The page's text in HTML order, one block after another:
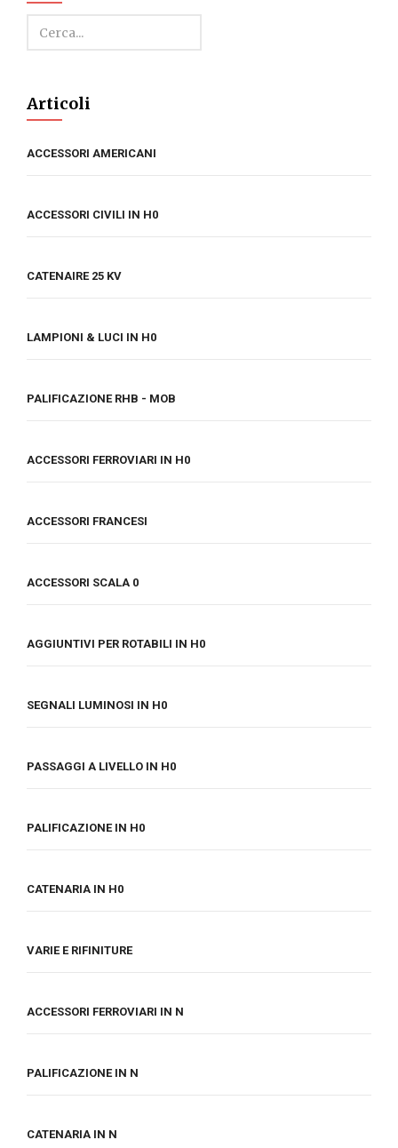
Cerca
Articoli
ACCESSORI AMERICANI
ACCESSORI CIVILI IN H0
CATENAIRE 25 KV
LAMPIONI & LUCI IN H0
PALIFICAZIONE RHB - MOB
ACCESSORI FERROVIARI IN H0
ACCESSORI FRANCESI
ACCESSORI SCALA 0
AGGIUNTIVI PER ROTABILI IN H0
SEGNALI LUMINOSI IN H0
PASSAGGI A LIVELLO IN H0
PALIFICAZIONE IN H0
CATENARIA IN H0
VARIE E RIFINITURE
ACCESSORI FERROVIARI IN N
PALIFICAZIONE IN N
CATENARIA IN N